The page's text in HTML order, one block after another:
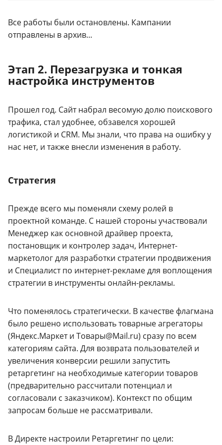
Все работы были остановлены. Кампании
отправлены в архив...
Этап 2. Перезагрузка и тонкая
настройка инструментов
Прошел год. Сайт набрал весомую долю поискового
трафика, стал удобнее, обзавелся хорошей
логистикой и CRM. Мы знали, что права на ошибку у
нас нет, и также внесли изменения в работу.
Стратегия
Прежде всего мы поменяли схему ролей в
проектной команде. С нашей стороны участвовали
Менеджер как основной драйвер проекта,
постановщик и контролер задач, Интернет-
маркетолог для разработки стратегии продвижения
и Специалист по интернет-рекламе для воплощения
стратегии в инструменты онлайн-рекламы.
Что поменялось стратегически. В качестве флагмана
было решено использовать товарные агрегаторы
(Яндекс.Маркет и Товары@Mail.ru) сразу по всем
категориям сайта. Для возврата пользователей и
увеличения конверсии решили запустить
ретаргетинг на необходимые категории товаров
(предварительно рассчитали потенциал и
согласовали с заказчиком). Контекст по общим
запросам больше не рассматривали.
В Директе настроили Ретаргетинг по цели: